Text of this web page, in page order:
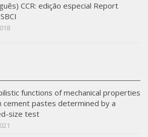
CCR: edição especial Report
functions of mechanical properties
cement pastes determined by a
size test